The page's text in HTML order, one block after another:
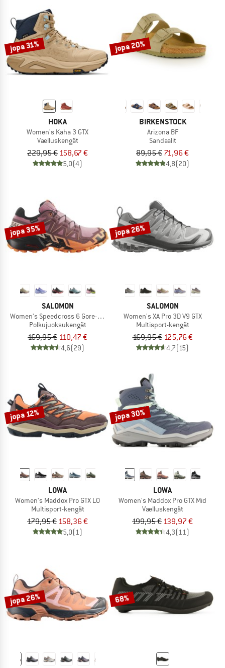
jopa 31%
HOKA
Women's Kaha 3 GTX
Vaelluskengät
229,95 € 158,67 €
5,0(4)
jopa 20%
BIRKENSTOCK
Arizona BF
Sandaalit
89,95 € 71,96 €
4,8(20)
jopa 35%
SALOMON
Women's Speedcross 6 Gore-Tex
Polkujuoksukengät
169,95 € 110,47 €
4,6(29)
jopa 26%
SALOMON
Women's XA Pro 3D V9 GTX
Multisport-kengät
169,95 € 125,76 €
4,7(15)
jopa 12%
LOWA
Women's Maddox Pro GTX LO
Multisport-kengät
179,95 € 158,36 €
5,0(1)
jopa 30%
LOWA
Women's Maddox Pro GTX Mid
Vaelluskengät
199,95 € 139,97 €
4,3(11)
jopa 26% 68%